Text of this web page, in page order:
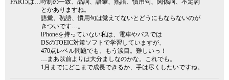
PART5は…時制の一致、品詞、語彙、熟語、慣用句、関係詞、不定詞
とかありますね。
語彙、熟語、慣用句は覚えてないとどうにもならないのが
きついです…。
iPhoneを持っていない私は、電車やバスでは
DSのTOEIC対策ソフトで学習していますが、
470点レベル問題でも、もう涙目。難しいっ！
…まあ以前よりは大分ましなのかな。これでも。
1月までにどこまで成長できるか、手は尽くしたいですね。